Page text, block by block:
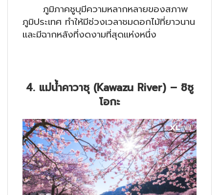
ภูมิภาคชูบุมีความหลากหลายของสภาพ
ภูมิประเทศ ทำให้มีช่วงเวลาชมดอกไม้ที่ยาวนาน
และมีฉากหลังที่งดงามที่สุดแห่งหนึ่ง
4. แม่น้ำคาวาซุ (Kawazu River) – ชิซู
โอกะ